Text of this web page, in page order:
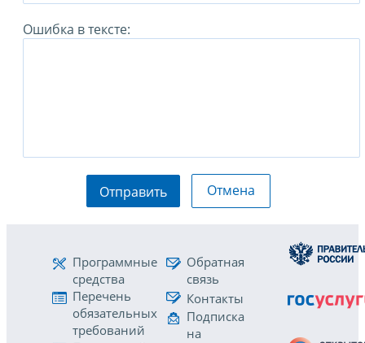
Ошибка в тексте:
Отправить Отмена
Программные
средства
Перечень
обязательных
требований
Обратная
связь
Контакты
Подписка
на